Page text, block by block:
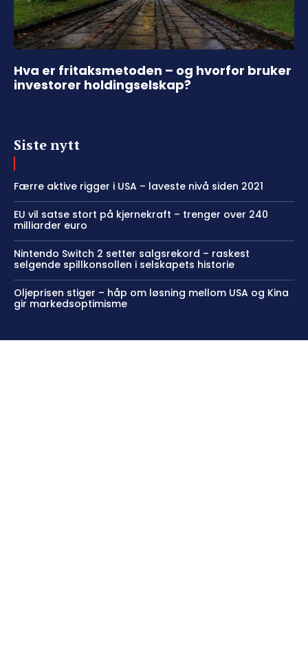
Hva er fritaksmetoden – og hvorfor bruker
investorer holdingselskap?
Siste nytt
Færre aktive rigger i USA – laveste nivå siden 2021
EU vil satse stort på kjernekraft – trenger over 240
milliarder euro
Nintendo Switch 2 setter salgsrekord – raskest
selgende spillkonsollen i selskapets historie
Oljeprisen stiger – håp om løsning mellom USA og Kina
gir markedsoptimisme